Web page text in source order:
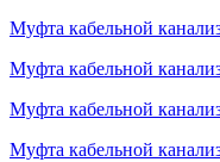
Муфта кабельной
Муфта кабельной
Муфта кабельной
Муфта кабельной